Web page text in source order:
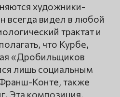
художники-
всегда видел в любой
трактат и
что Курбе,
«Дробильщиков
лишь социальным
Конте, также
Эта композиция,